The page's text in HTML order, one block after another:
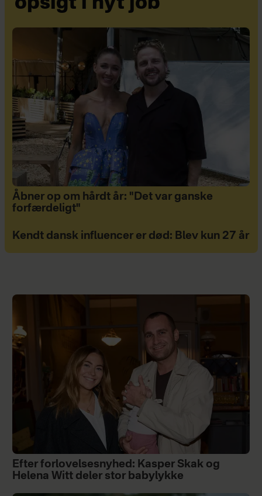
Åbner op om hårdt år: "Det var ganske
forfærdeligt"
Kendt dansk influencer er død: Blev kun 27 år
Efter forlovelsesnyhed: Kasper Skak og
Helena Witt deler stor babylykke